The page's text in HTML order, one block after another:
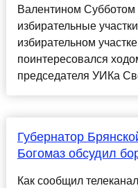
Валентином Субботом
избирательные
избирательном
поинтересовался
председателя УИКа
Губернатор
Богомаз обсудил
Как сообщил